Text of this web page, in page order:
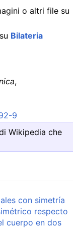
o altri file su
Bilateria
,
9
Wikipedia che
con simetría
respecto
cuerpo en dos